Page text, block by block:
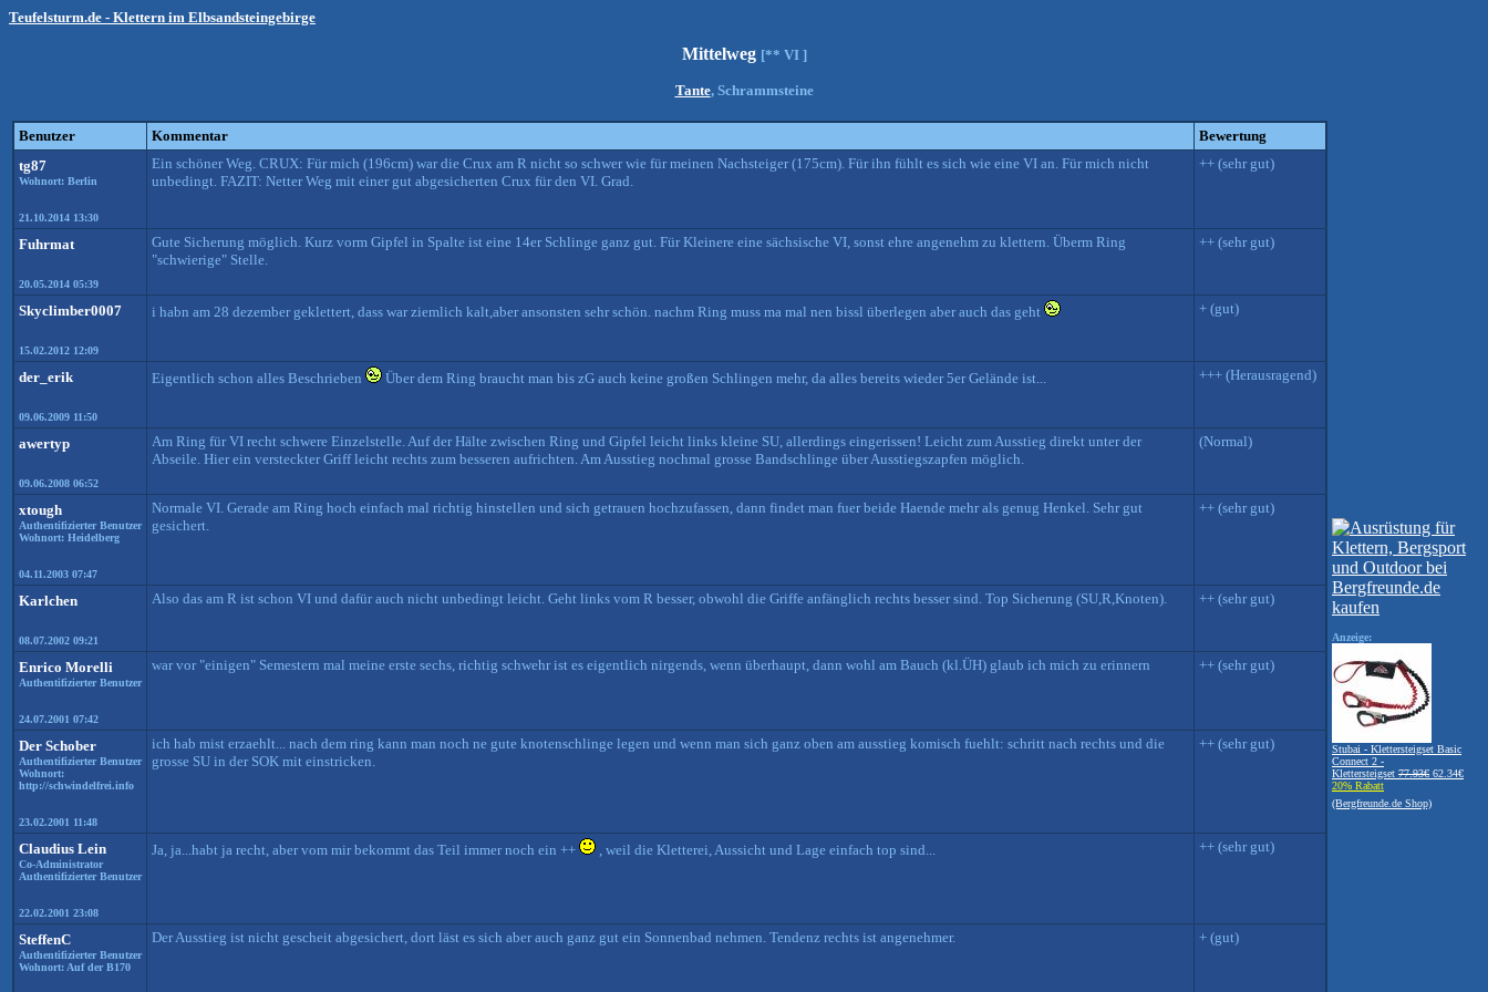
Teufelsturm.de - Klettern im Elbsandsteingebirge
Mittelweg [** VI ]
Tante, Schrammsteine
Benutzer Kommentar
Bewertung
tg87
Wohnort: Berlin
21.10.2014 13:30
Ein schöner Weg. CRUX: Für mich (196cm) war die Crux am R nicht so schwer wie für meinen Nachsteiger (175cm). Für ihn fühlt es sich wie eine VI an. Für mich nicht
unbedingt. FAZIT: Netter Weg mit einer gut abgesicherten Crux für den VI. Grad.
++ (sehr gut)
Fuhrmat
20.05.2014 05:39
Gute Sicherung möglich. Kurz vorm Gipfel in Spalte ist eine 14er Schlinge ganz gut. Für Kleinere eine sächsische VI, sonst ehre angenehm zu klettern. Überm Ring
"schwierige" Stelle.
++ (sehr gut)
Skyclimber0007
15.02.2012 12:09
i habn am 28 dezember geklettert, dass war ziemlich kalt,aber ansonsten sehr schön. nachm Ring muss ma mal nen bissl überlegen aber auch das geht + (gut)
der_erik
09.06.2009 11:50
Eigentlich schon alles Beschrieben Über dem Ring braucht man bis zG auch keine großen Schlingen mehr, da alles bereits wieder 5er Gelände ist... +++ (Herausragend)
awertyp
09.06.2008 06:52
Am Ring für VI recht schwere Einzelstelle. Auf der Hälte zwischen Ring und Gipfel leicht links kleine SU, allerdings eingerissen! Leicht zum Ausstieg direkt unter der
Abseile. Hier ein versteckter Griff leicht rechts zum besseren aufrichten. Am Ausstieg nochmal grosse Bandschlinge über Ausstiegszapfen möglich.
(Normal)
xtough
Authentifizierter Benutzer
Wohnort: Heidelberg
04.11.2003 07:47
Normale VI. Gerade am Ring hoch einfach mal richtig hinstellen und sich getrauen hochzufassen, dann findet man fuer beide Haende mehr als genug Henkel. Sehr gut
gesichert.
++ (sehr gut)
Karlchen
08.07.2002 09:21
Also das am R ist schon VI und dafür auch nicht unbedingt leicht. Geht links vom R besser, obwohl die Griffe anfänglich rechts besser sind. Top Sicherung (SU,R,Knoten). ++ (sehr gut)
Enrico Morelli
Authentifizierter Benutzer
24.07.2001 07:42
war vor "einigen" Semestern mal meine erste sechs, richtig schwehr ist es eigentlich nirgends, wenn überhaupt, dann wohl am Bauch (kl.ÜH) glaub ich mich zu erinnern ++ (sehr gut)
Der Schober
Authentifizierter Benutzer
Wohnort:
http://schwindelfrei.info
23.02.2001 11:48
ich hab mist erzaehlt... nach dem ring kann man noch ne gute knotenschlinge legen und wenn man sich ganz oben am ausstieg komisch fuehlt: schritt nach rechts und die
grosse SU in der SOK mit einstricken.
++ (sehr gut)
Claudius Lein
Co-Administrator
Authentifizierter Benutzer
22.02.2001 23:08
Ja, ja...habt ja recht, aber vom mir bekommt das Teil immer noch ein ++ , weil die Kletterei, Aussicht und Lage einfach top sind... ++ (sehr gut)
SteffenC
Authentifizierter Benutzer
Wohnort: Auf der B170
Der Ausstieg ist nicht gescheit abgesichert, dort läst es sich aber auch ganz gut ein Sonnenbad nehmen. Tendenz rechts ist angenehmer. + (gut)
Anzeige:
Stubai - Klettersteigset Basic
Connect 2 -
Klettersteigset 77.93€ 62.34€
20% Rabatt
(Bergfreunde.de Shop)